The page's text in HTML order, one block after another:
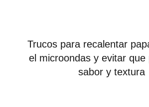
Trucos para recalentar
el microondas y evitar que
sabor y textura